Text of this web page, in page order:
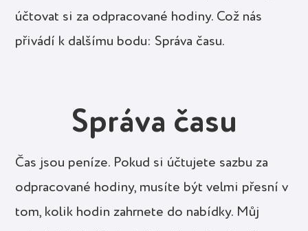
účtovat si za odpracované hodiny. Což nás
přivádí k dalšímu bodu: Správa času.
Správa času
Čas jsou peníze. Pokud si účtujete sazbu za
odpracované hodiny, musíte být velmi přesní v
tom, kolik hodin zahrnete do nabídky. Můj